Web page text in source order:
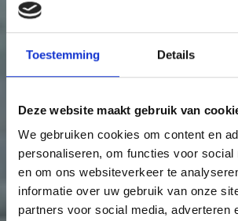
Toestemming Details
Deze website maakt gebruik van
We gebruiken cookies om content en
personaliseren, om functies voor social
en om ons websiteverkeer te
informatie over uw gebruik van onze
partners voor social media, adverteren